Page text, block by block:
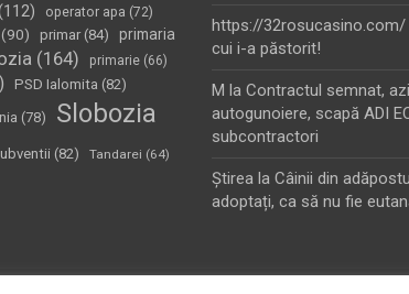
operator apa (72)
(90) primar(84)
primaria
(164) primarie(66)
PSD Ialomita (82)
(78)
Slobozia
(82) Tandarei (64)
https://32rosucasino.com/
cui i-a păstorit!
M la Contractul semnat,
autogunoiere, scapă ADI
subcontractori
Ştirea la Câinii din
adoptați, ca să nu fie